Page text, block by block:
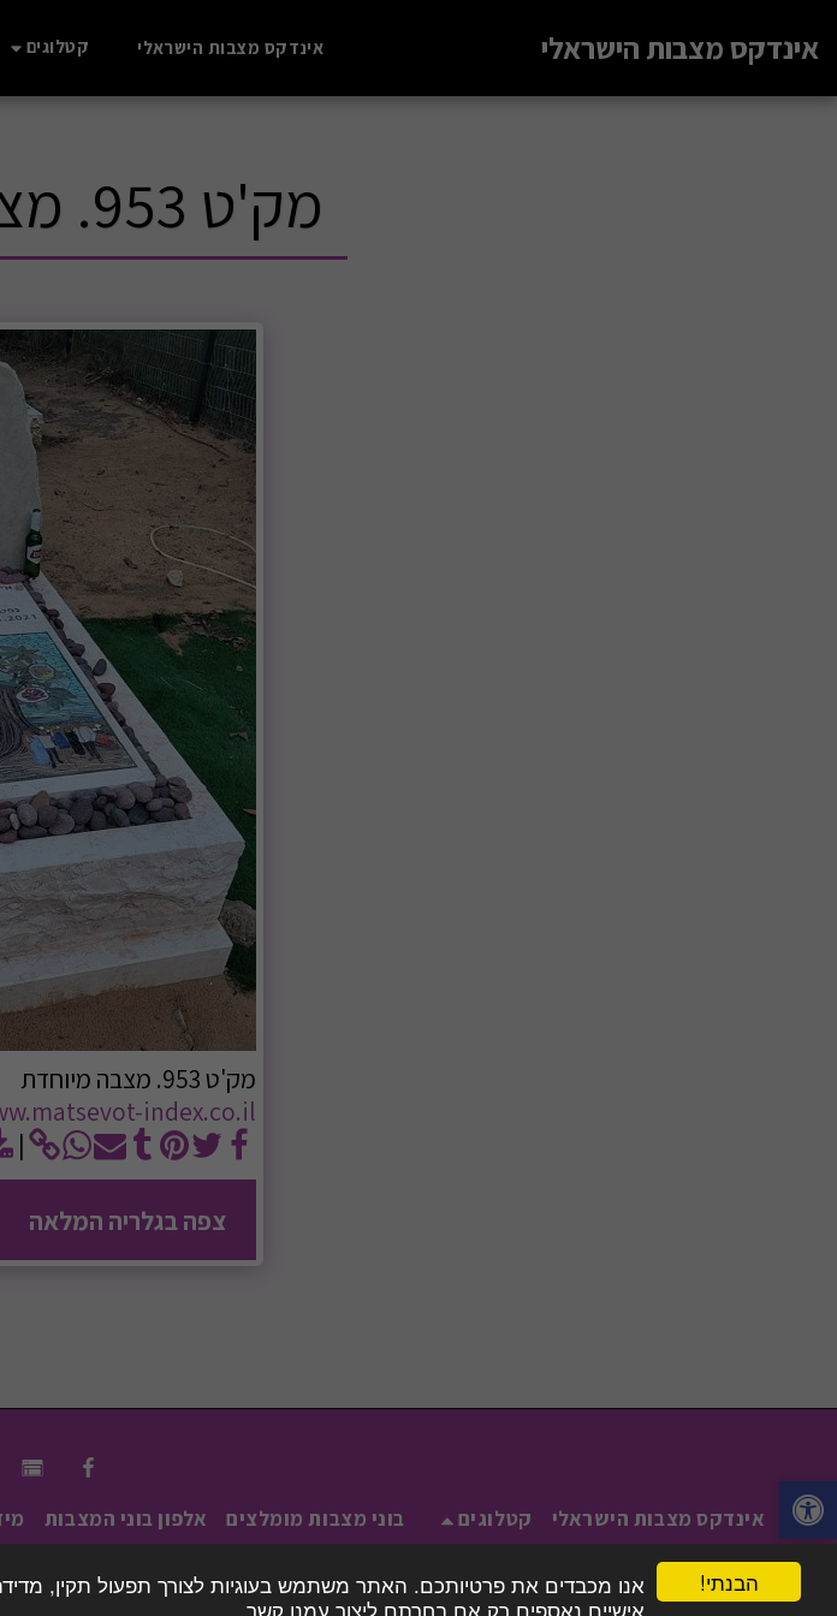
הבנתי!
אנו מכבדים את פרטיותכם. האתר משתמש בעוגיות לצורך תפעול תקין, מדידת
אישיים נאספים רק אם בחרתם ליצור עמנו קשר.
אינדקס מצבות הישראלי אינדקס מצבות הישראלי קטלוגים
מק'ט 953. מצבה מיוחדת
מק'ט 953. מצבה מיוחדת
index.co.il
צפה בגלריה המלאה
אינדקס מצבות הישראלי קטלוגים בוני מצבות מומלצים אלפון בוני המצבות
תנאי שימוש
|